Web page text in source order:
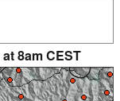
8am CEST